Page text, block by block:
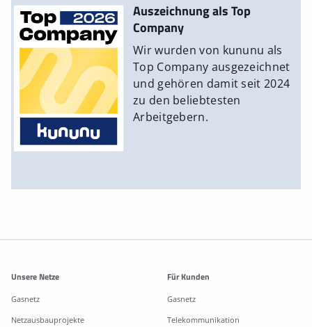
Auszeichnung als Top
Company
Wir wurden von kununu als
Top Company ausgezeichnet
und gehören damit seit 2024
zu den beliebtesten
Arbeitgebern.
Weitere Informationen
Unsere Netze
Gasnetz
Netzausbauprojekte
Für Kunden
Gasnetz
Telekommunikation